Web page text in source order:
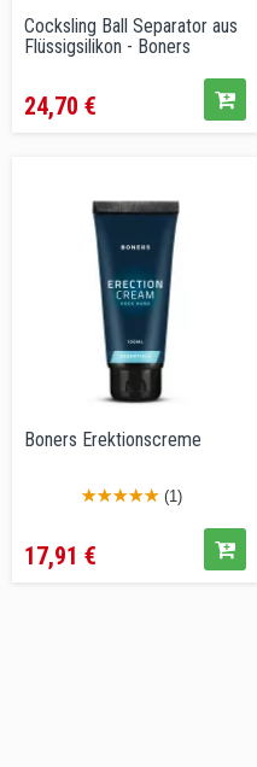
Cocksling Ball Separator aus
Flüssigsilikon - Boners
24,70 €
Boners Erektionscreme
(1)
17,91 €